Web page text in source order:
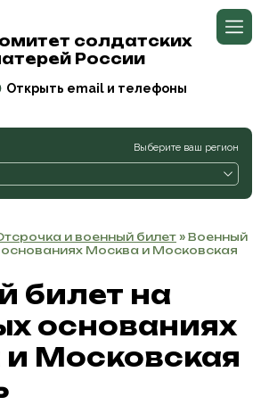
солдатских
России
Открыть email и телефоны
Выберите ваш регион
и военный билет » Военный
основаниях Москва и Московская
билет на
основаниях
Московская